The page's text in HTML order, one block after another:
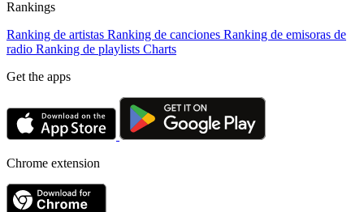
Rankings
Ranking de artistas Ranking de canciones Ranking de emisoras de
radio Ranking de playlists Charts
Get the apps
Chrome extension